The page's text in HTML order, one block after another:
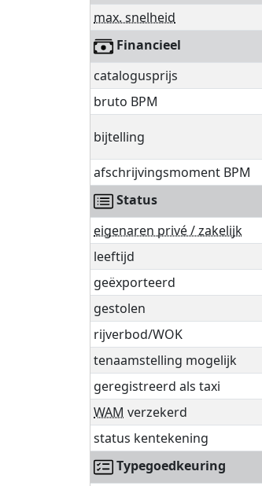
max. snelheid
Financieel
catalogusprijs
bruto BPM
bijtelling
afschrijvingsmoment BPM
Status
eigenaren privé / zakelijk
leeftijd
geëxporteerd
gestolen
rijverbod/WOK
tenaamstelling mogelijk
geregistreerd als taxi
WAM verzekerd
status kentekening
Typegoedkeuring